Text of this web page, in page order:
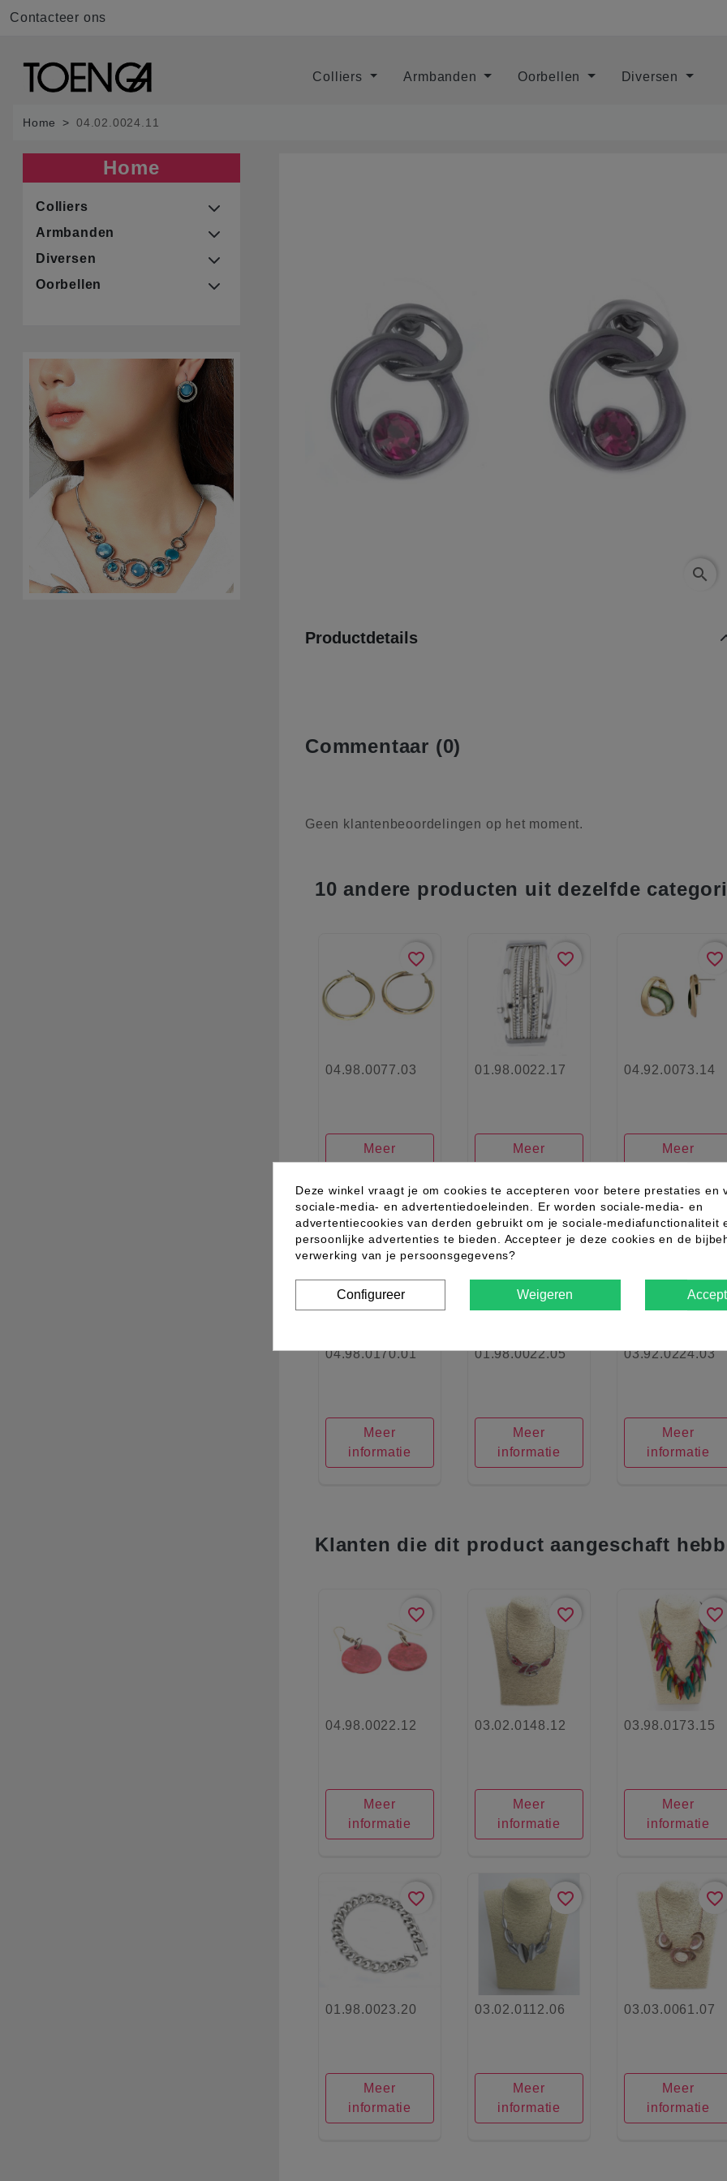
Contacteer ons
Colliers Armbanden Oorbellen Diversen
Home 04.02.0024.11
Home
Colliers
Armbanden
Diversen
Oorbellen
search
Productdetails
Commentaar (0)
Geen klantenbeoordelingen op het moment.
10 andere producten uit dezelfde
favorite_border
04.98.0077.03
Meer
favorite_border
01.98.0022.17
Meer
favorite_border
04.92.0073.14
Meer
Nieuw favorite_border
04.98.0170.01
Meer
informatie
favorite_border
01.98.0022.05
Meer
informatie
favorite_border
03.92.0224.03
Meer
informatie
Klanten die dit product aangeschaft
favorite_border
04.98.0022.12
Meer
informatie
favorite_border
03.02.0148.12
Meer
informatie
favorite_border
03.98.0173.15
Meer
informatie
favorite_border
01.98.0023.20
Meer
informatie
favorite_border
03.02.0112.06
Meer
informatie
favorite_border
03.03.0061.07
Meer
informatie
Deze winkel vraagt je om cookies te accepteren voor betere prestaties en
sociale-media- en advertentiedoeleinden. Er worden sociale-media- en
advertentiecookies van derden gebruikt om je sociale-mediafunctionaliteit
persoonlijke advertenties te bieden. Accepteer je deze cookies en de
verwerking van je persoonsgegevens?
Configureer Weigeren